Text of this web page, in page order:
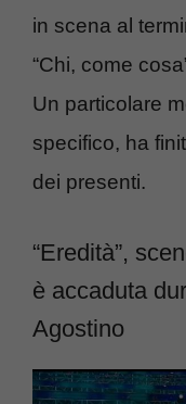
in scena al
“Chi, come
Un particolare
specifico, ha
dei presenti.
“Eredità”,
è accaduta
Agostino